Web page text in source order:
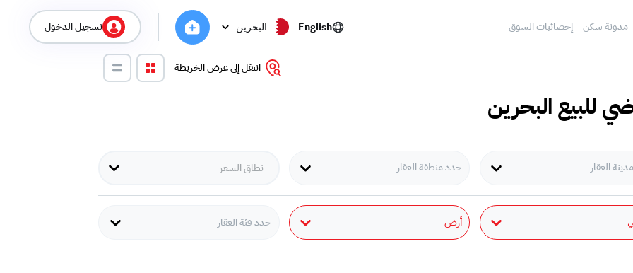
مدونة سكن إحصائيات السوق English البحرين تسجيل الدخول
انتقل إلى عرض الخريطة
للبيع البحرين
العقار حدد منطقة العقار
أرض حدد فئة العقار